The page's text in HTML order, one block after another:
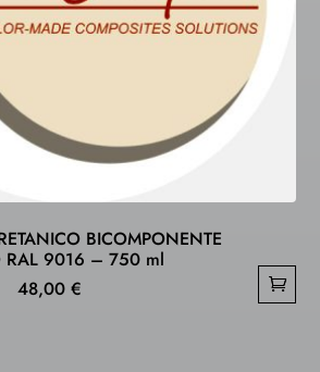
BICOMPONENTE
RAL 9016 – 750 ml
48,00 €